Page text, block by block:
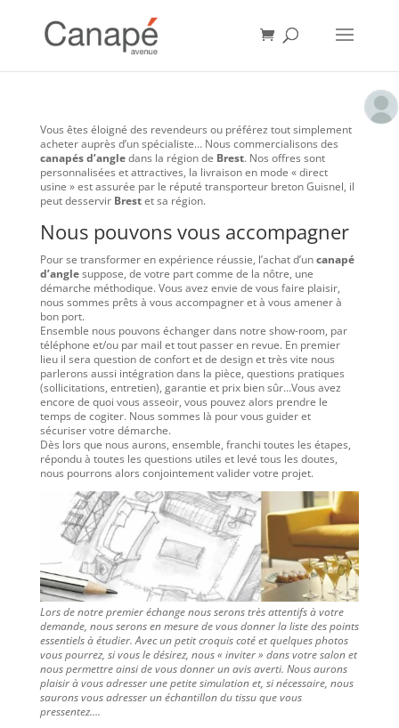
Vous êtes éloigné des revendeurs ou préférez tout simplement
acheter auprès d’un spécialiste… Nous commercialisons des
canapés d’angledans la région de Brest. Nos offres sont
personnalisées et attractives, la livraison en mode « direct
usine » est assurée par le réputé transporteur breton Guisnel, il
peut desservir Brestet sa région.
Nous pouvons vous accompagner
Pour se transformer en expérience réussie, l’achat d’uncanapé
d’anglesuppose, de votre part comme de la nôtre, une
démarche méthodique. Vous avez envie de vous faire plaisir,
nous sommes prêts à vous accompagner et à vous amener à
bon port.
Ensemble nous pouvons échanger dans notre show-room, par
téléphone et/ou par mail et tout passer en revue. En premier
lieu il sera question de confort et de design et très vite nous
parlerons aussi intégration dans la pièce, questions pratiques
(sollicitations, entretien), garantie et prix bien sûr…Vous avez
encore de quoi vous asseoir, vous pouvez alors prendre le
temps de cogiter. Nous sommes là pour vous guider et
sécuriser votre démarche.
Dès lors que nous aurons, ensemble, franchi toutes les étapes,
répondu à toutes les questions utiles et levé tous les doutes,
nous pourrons alors conjointement valider votre projet.
Lors de notre premier échange nous serons très attentifs à votre
demande, nous serons en mesure de vous donner la liste des points
essentiels à étudier. Avec un petit croquis coté et quelques photos
vous pourrez, si vous le désirez, nous « inviter » dans votre salon et
nous permettre ainsi de vous donner un avis averti. Nous aurons
plaisir à vous adresser une petite simulation et, si nécessaire, nous
saurons vous adresser un échantillon du tissu que vous
pressentez….